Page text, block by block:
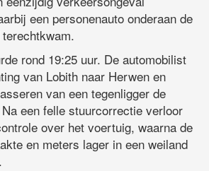
een personenauto onderaan de
rond 19:25 uur. De automobilist
van Lobith naar Herwen en
van een tegenligger de
een felle stuurcorrectie verloor
over het voertuig, waarna de
en meters lager in een weiland